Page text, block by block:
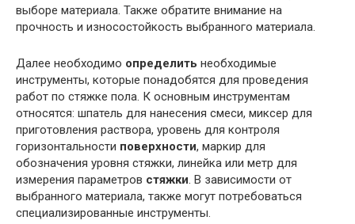
выборе материала. Также обратите внимание на
прочность и износостойкость выбранного материала.
Далее необходимо определить необходимые
инструменты, которые понадобятся для проведения
работ по стяжке пола. К основным инструментам
относятся: шпатель для нанесения смеси, миксер для
приготовления раствора, уровень для контроля
горизонтальности поверхности, маркир для
обозначения уровня стяжки, линейка или метр для
измерения параметров стяжки. В зависимости от
выбранного материала, также могут потребоваться
специализированные инструменты.